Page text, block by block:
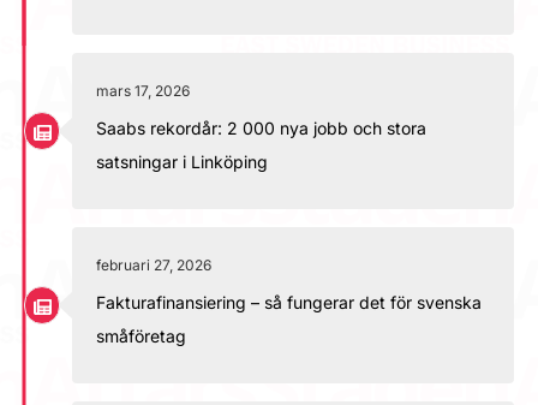
mars 17, 2026
Saabs rekordår: 2 000 nya jobb och stora
satsningar i Linköping
februari 27, 2026
Fakturafinansiering – så fungerar det för svenska
småföretag